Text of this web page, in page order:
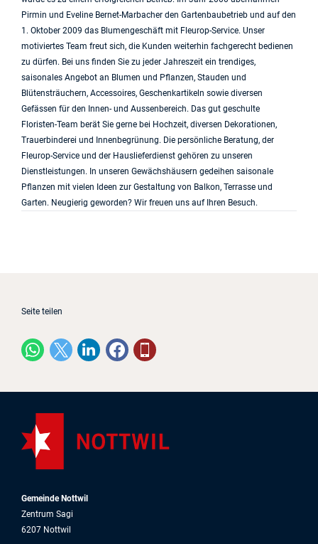
Pirmin und Eveline Bernet-Marbacher den Gartenbaubetrieb und auf den
1. Oktober 2009 das Blumengeschäft mit Fleurop-Service. Unser
motiviertes Team freut sich, die Kunden weiterhin fachgerecht bedienen
zu dürfen. Bei uns finden Sie zu jeder Jahreszeit ein trendiges,
saisonales Angebot an Blumen und Pflanzen, Stauden und
Blütensträuchern, Accessoires, Geschenkartikeln sowie diversen
Gefässen für den Innen- und Aussenbereich. Das gut geschulte
Floristen-Team berät Sie gerne bei Hochzeit, diversen Dekorationen,
Trauerbinderei und Innenbegrünung. Die persönliche Beratung, der
Fleurop-Service und der Hauslieferdienst gehören zu unseren
Dienstleistungen. In unseren Gewächshäusern gedeihen saisonale
Pflanzen mit vielen Ideen zur Gestaltung von Balkon, Terrasse und
Garten. Neugierig geworden? Wir freuen uns auf Ihren Besuch.
Seite teilen
Gemeinde Nottwil
Zentrum Sagi
6207 Nottwil